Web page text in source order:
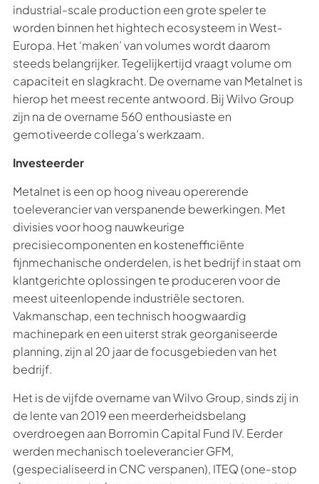
industrial-scale production een grote speler te
worden binnen het hightech ecosysteem in West-
Europa. Het ‘maken’ van volumes wordt daarom
steeds belangrijker. Tegelijkertijd vraagt volume om
capaciteit en slagkracht. De overname van Metalnet is
hierop het meest recente antwoord. Bij Wilvo Group
zijn na de overname 560 enthousiaste en
gemotiveerde collega’s werkzaam.
Investeerder
Metalnet is een op hoog niveau opererende
toeleverancier van verspanende bewerkingen. Met
divisies voor hoog nauwkeurige
precisiecomponenten en kostenefficiënte
fijnmechanische onderdelen, is het bedrijf in staat om
klantgerichte oplossingen te produceren voor de
meest uiteenlopende industriële sectoren.
Vakmanschap, een technisch hoogwaardig
machinepark en een uiterst strak georganiseerde
planning, zijn al 20 jaar de focusgebieden van het
bedrijf.
Het is de vijfde overname van Wilvo Group, sinds zij in
de lente van 2019 een meerderheidsbelang
overdroegen aan Borromin Capital Fund IV. Eerder
werden mechanisch toeleverancier GFM,
(gespecialiseerd in CNC verspanen), ITEQ (one-stop